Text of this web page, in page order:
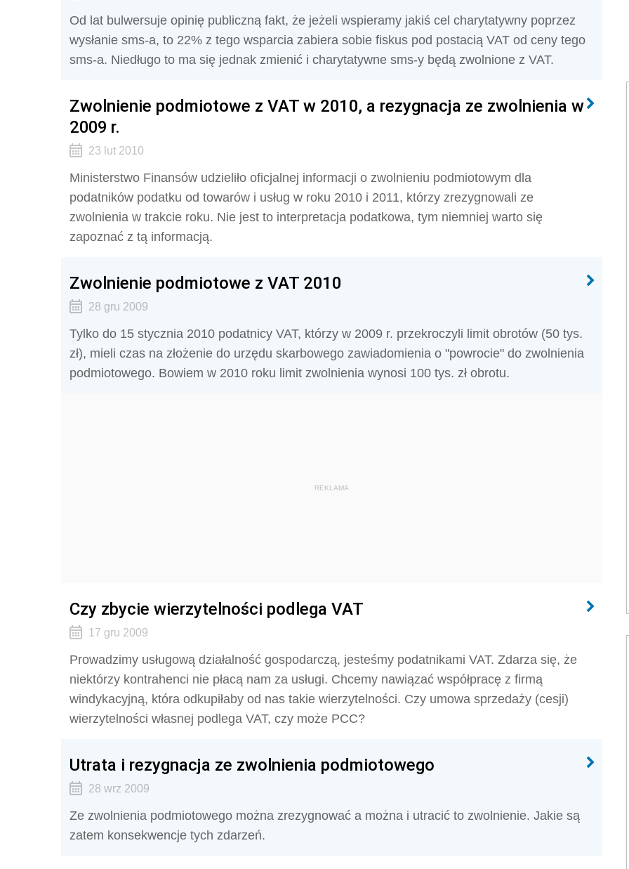
Od lat bulwersuje opinię publiczną fakt, że jeżeli wspieramy jakiś cel charytatywny poprzez
wysłanie sms-a, to 22% z tego wsparcia zabiera sobie fiskus pod postacią VAT od ceny tego
sms-a. Niedługo to ma się jednak zmienić i charytatywne sms-y będą zwolnione z VAT.
Zwolnienie podmiotowe z VAT w 2010, a rezygnacja ze zwolnienia w
2009 r.
23 lut 2010
Ministerstwo Finansów udzieliło oficjalnej informacji o zwolnieniu podmiotowym dla
podatników podatku od towarów i usług w roku 2010 i 2011, którzy zrezygnowali ze
zwolnienia w trakcie roku. Nie jest to interpretacja podatkowa, tym niemniej warto się
zapoznać z tą informacją.
Zwolnienie podmiotowe z VAT 2010
28 gru 2009
Tylko do 15 stycznia 2010 podatnicy VAT, którzy w 2009 r. przekroczyli limit obrotów (50 tys.
zł), mieli czas na złożenie do urzędu skarbowego zawiadomienia o "powrocie" do zwolnienia
podmiotowego. Bowiem w 2010 roku limit zwolnienia wynosi 100 tys. zł obrotu.
REKLAMA
Czy zbycie wierzytelności podlega VAT
17 gru 2009
Prowadzimy usługową działalność gospodarczą, jesteśmy podatnikami VAT. Zdarza się, że
niektórzy kontrahenci nie płacą nam za usługi. Chcemy nawiązać współpracę z firmą
windykacyjną, która odkupiłaby od nas takie wierzytelności. Czy umowa sprzedaży (cesji)
wierzytelności własnej podlega VAT, czy może PCC?
Utrata i rezygnacja ze zwolnienia podmiotowego
28 wrz 2009
Ze zwolnienia podmiotowego można zrezygnować a można i utracić to zwolnienie. Jakie są
zatem konsekwencje tych zdarzeń.